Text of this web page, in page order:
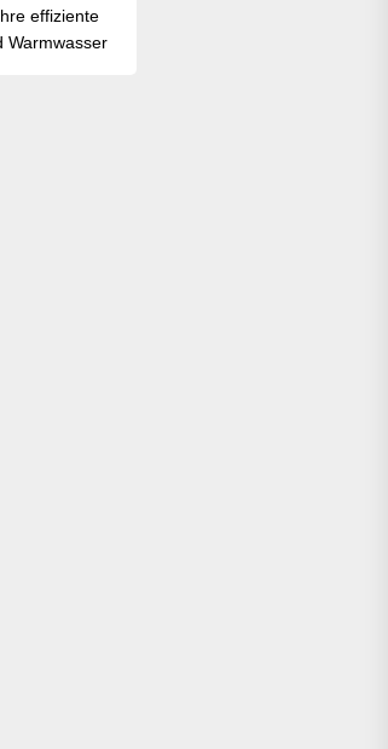
effiziente
Warmwasser